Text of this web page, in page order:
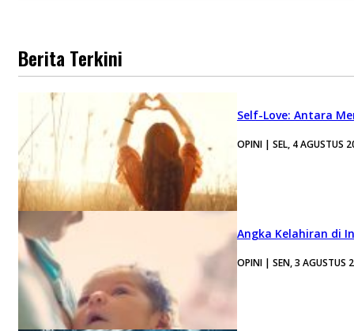
Berita Terkini
Self-Love: Antara
OPINI | SEL, 4 AGUSTUS
Angka Kelahiran di
OPINI | SEN, 3 AGUSTUS